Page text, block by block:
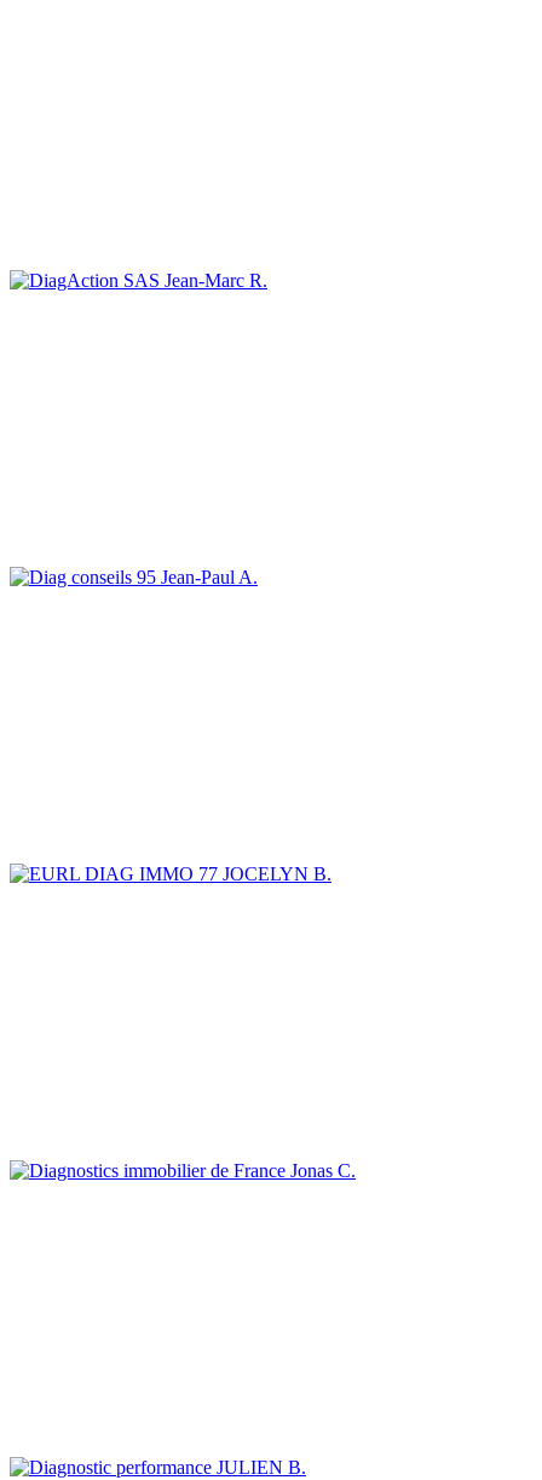
Jean-Marc R.
Jean-Paul A.
JOCELYN B.
Jonas C.
JULIEN B.